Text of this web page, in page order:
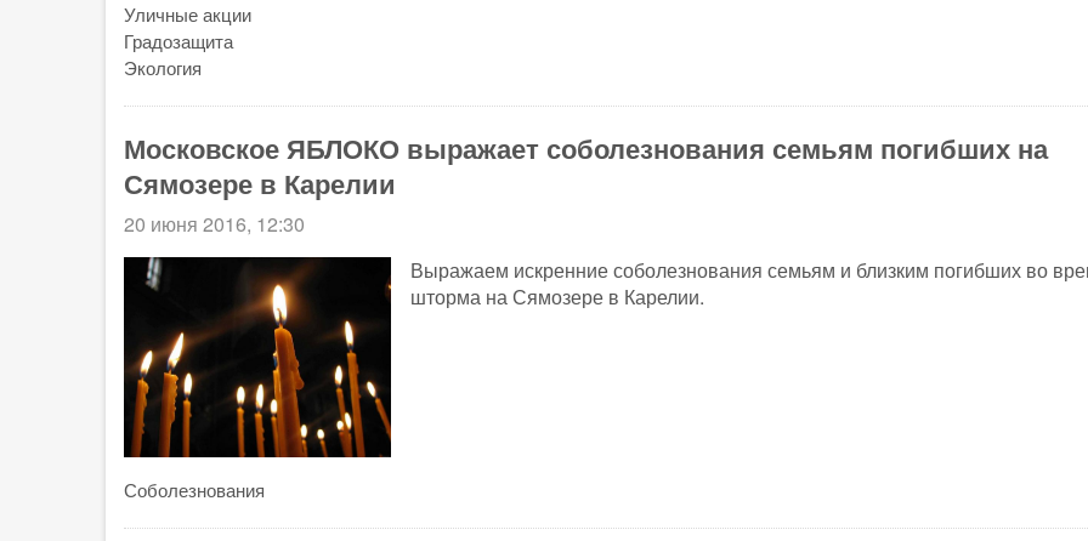
Уличные акции
Градозащита
Экология
Московское ЯБЛОКО выражает соболезнования семьям погибших на
Сямозере в Карелии
20 июня 2016, 12:30
Выражаем искренние соболезнования семьям и близким погибших во
шторма на Сямозере в Карелии.
Соболезнования